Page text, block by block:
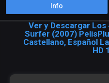
Info
Ver y Descargar
Surfer (2007)
Castellano, Español
HD